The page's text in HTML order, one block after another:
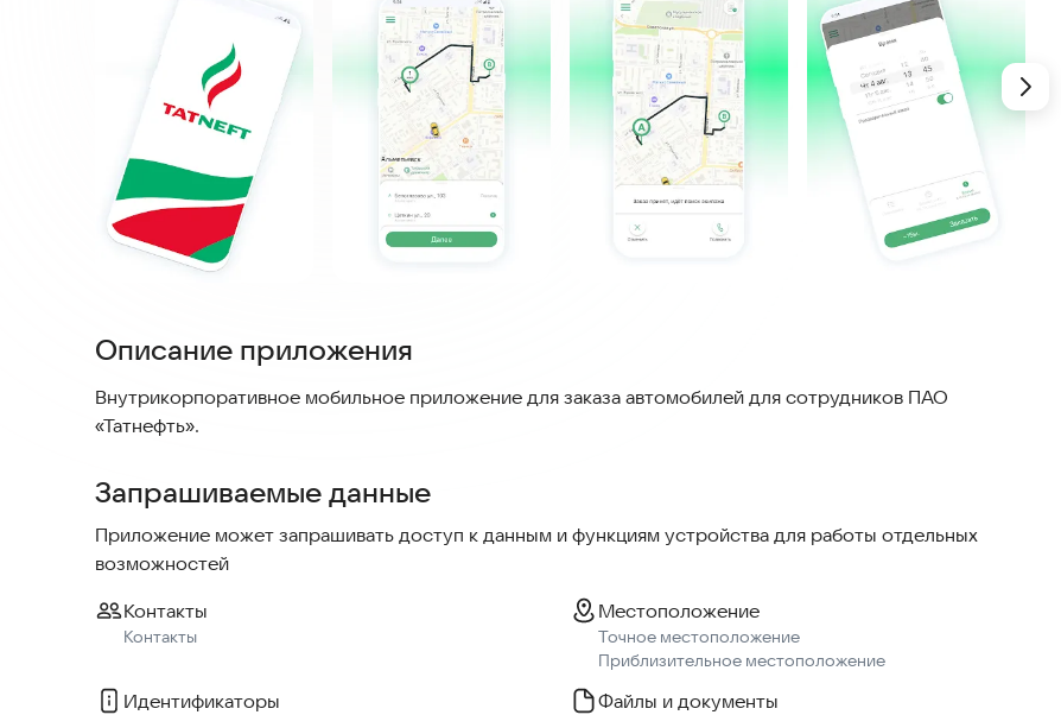
Описание приложения
Внутрикорпоративное мобильное приложение для заказа автомобилей для сотрудников ПАО
«Татнефть».
Запрашиваемые данные
Приложение может запрашивать доступ к данным и функциям устройства для работы отдельных
возможностей
Контакты
Контакты
Местоположение
Точное местоположение
Приблизительное местоположение
Идентификаторы Файлы и документы